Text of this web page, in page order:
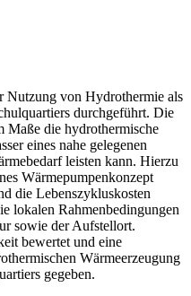
Nutzung von Hydrothermie als
durchgeführt. Die
Maße die hydrothermische
eines nahe gelegenen
leisten kann. Hierzu
Wärmepumpenkonzept
die Lebenszykluskosten
lokalen Rahmenbedingungen
sowie der Aufstellort.
bewertet und eine
Wärmeerzeugung
gegeben.